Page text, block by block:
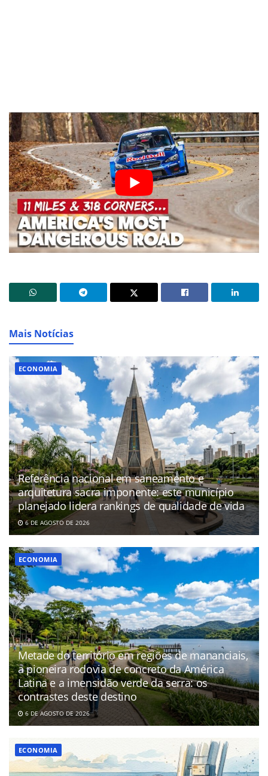
Mais Notícias
ECONOMIA
Referência nacional em saneamento e
arquitetura sacra imponente: este município
planejado lidera rankings de qualidade de vida
6 DE AGOSTO DE 2026
ECONOMIA
Metade do território em regiões de mananciais,
a pioneira rodovia de concreto da América
Latina e a imensidão verde da serra: os
contrastes deste destino
6 DE AGOSTO DE 2026
ECONOMIA